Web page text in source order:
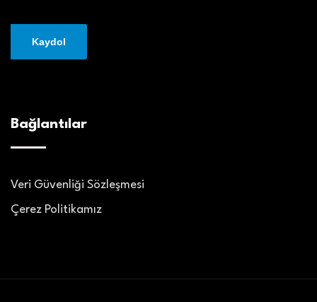
Bağlantılar
Veri Güvenliği Sözleşmesi
Çerez Politikamız